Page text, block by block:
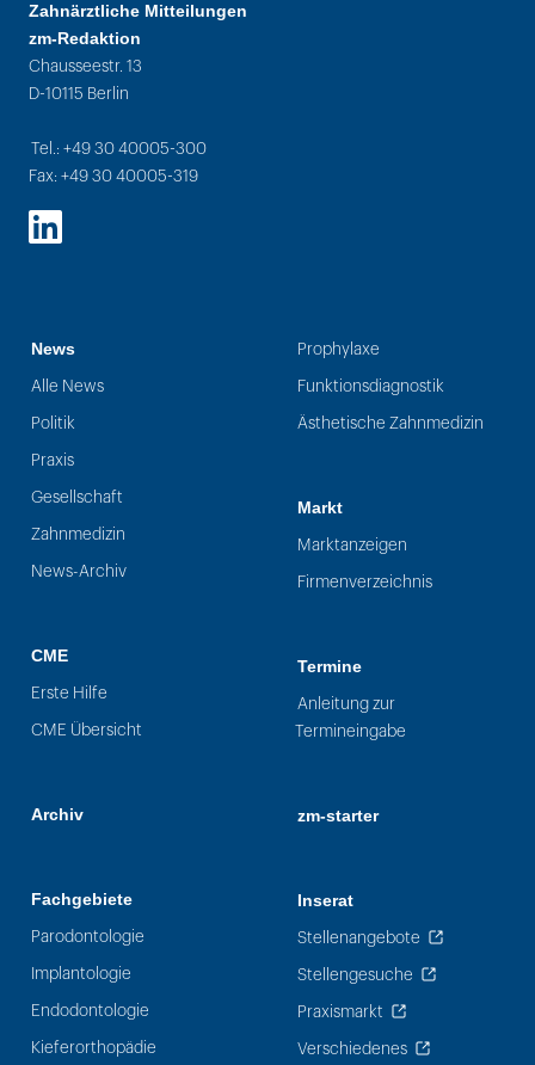
Zahnärztliche Mitteilungen
zm-Redaktion
Chausseestr. 13
D-10115 Berlin
Tel.: +49 30 40005-300
Fax: +49 30 40005-319
LinkedIn
News
Alle News
Politik
Praxis
Gesellschaft
Zahnmedizin
News-Archiv
CME
Erste Hilfe
CME Übersicht
Archiv
Fachgebiete
Parodontologie
Implantologie
Endodontologie
Kieferorthopädie
Prophylaxe
Funktionsdiagnostik
Ästhetische Zahnmedizin
Markt
Marktanzeigen
Firmenverzeichnis
Termine
Anleitung zur
Termineingabe
zm-starter
Inserat
Stellenangebote
Stellengesuche
Praxismarkt
Verschiedenes